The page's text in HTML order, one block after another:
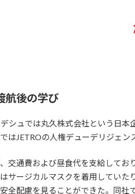
航後の学び
シュでは丸久株式会社という日
はJETROの人権デューデリジェ
交通費および昼食代を支給してお
サージカルマスクを着用していた
全配慮を見ることができた。同社